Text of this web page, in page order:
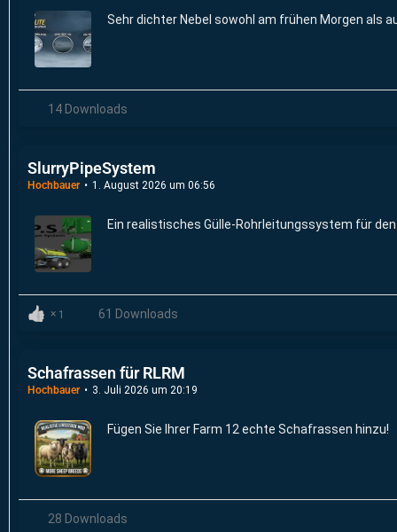
Sehr dichter Nebel sowohl am frühen Morgen als
14 Downloads
SlurryPipeSystem
Hochbauer 1. August 2026 um 06:56
Ein realistisches Gülle-Rohrleitungssystem für
1 61 Downloads
Schafrassen für RLRM
Hochbauer 3. Juli 2026 um 20:19
Fügen Sie Ihrer Farm 12 echte Schafrassen hinzu!
28 Downloads